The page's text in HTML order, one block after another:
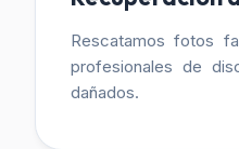
Rescatamos fotos
profesionales de
dañados.